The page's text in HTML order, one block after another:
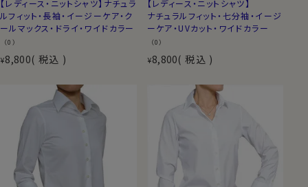
【レディース・ニットシャツ】ナチュラ
ルフィット・長袖・イージーケア・ク
ールマックス・ドライ・ワイドカラー
（0）
¥8,800 税込
【レディース・ニットシャツ】
ナチュラルフィット・七分袖・イージ
ーケア・UVカット・ワイドカラー
（0）
¥8,800 税込